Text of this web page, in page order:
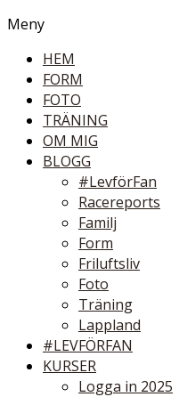
Meny
HEM
FORM
FOTO
TRÄNING
OM MIG
BLOGG
#LevförFan
Racereports
Familj
Form
Friluftsliv
Foto
Träning
Lappland
#LEVFÖRFAN
KURSER
Logga in 2025